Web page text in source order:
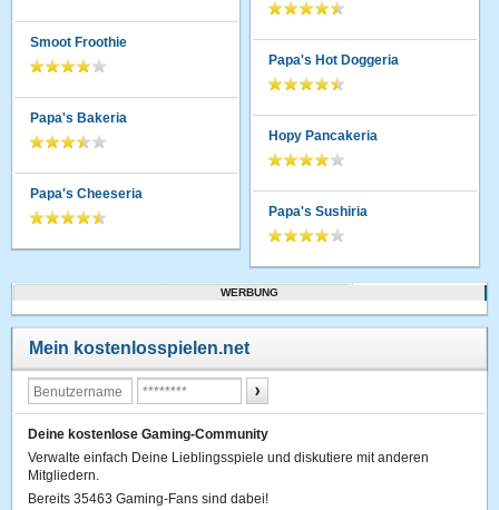
Smoot Froothie
Papa's Bakeria
Papa's Cheeseria
Papa's Hot Doggeria
Hopy Pancakeria
Papa's Sushiria
WERBUNG
Mein kostenlosspielen.net
Deine kostenlose Gaming-Community
Verwalte einfach Deine Lieblingsspiele und diskutiere mit anderen
Mitgliedern.
Bereits 35463 Gaming-Fans sind dabei!